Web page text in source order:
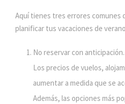
Aquí tienes tres errores comunes
planificar tus vacaciones de
No reservar con anticipación.
Los precios de vuelos,
aumentar a medida que se
Además, las opciones más